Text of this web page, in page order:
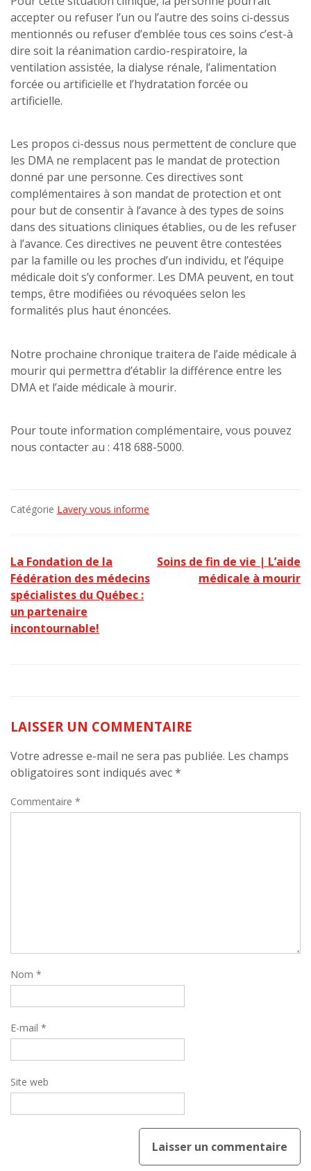
accepter ou refuser l’un ou l’autre des soins ci-dessus
mentionnés ou refuser d’emblée tous ces soins c’est-à
dire soit la réanimation cardio-respiratoire, la
ventilation assistée, la dialyse rénale, l’alimentation
forcée ou artificielle et l’hydratation forcée ou
artificielle.
Les propos ci-dessus nous permettent de conclure que
les DMA ne remplacent pas le mandat de protection
donné par une personne. Ces directives sont
complémentaires à son mandat de protection et ont
pour but de consentir à l’avance à des types de soins
dans des situations cliniques établies, ou de les refuser
à l’avance. Ces directives ne peuvent être contestées
par la famille ou les proches d’un individu, et l’équipe
médicale doit s’y conformer. Les DMA peuvent, en tout
temps, être modifiées ou révoquées selon les
formalités plus haut énoncées.
Notre prochaine chronique traitera de l’aide médicale à
mourir qui permettra d’établir la différence entre les
DMA et l’aide médicale à mourir.
Pour toute information complémentaire, vous pouvez
nous contacter au : 418 688-5000.
Catégorie Lavery vous informe
Navigation
de
l’article
La Fondation de la
Fédération des médecins
spécialistes du Québec :
un partenaire
incontournable!
Soins de fin de vie | L’aide
médicale à mourir
LAISSER UN COMMENTAIRE
Votre adresse e-mail ne sera pas publiée. Les champs
obligatoires sont indiqués avec*
Commentaire *
Nom *
E-mail *
Site web